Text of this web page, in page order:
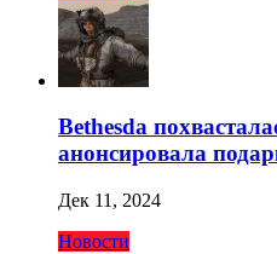
Bethesda
анонсировала
Дек 11, 2024
Новости